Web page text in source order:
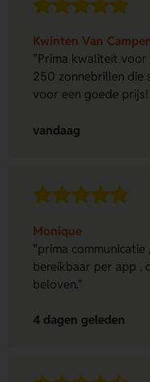
Kwinten Van
"Prima kwaliteit voor
250 zonnebrillen die
voor een goede
vandaag
Monique
"prima
bereikbaar per app ,
beloven."
4 dagen geleden